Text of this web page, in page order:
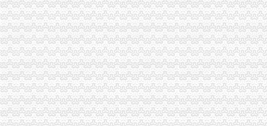
市重庆代办公司局下发文件严肃微型企业发展工作纪律
江津局重庆税务注销以四个注重为抓手大力发展微型企业
渝北局三条措施加中秋、重庆营业执照注销国庆期间旅游市场监管
秀山县创先争优检查组对秀山局重庆代办公司工作提出三点要求
彭水局重庆公司注销规范芋合同促农户万元增收
渝中区五家微型企业通过资本金补助评审
双桥局双路工商所查鲜肉家禽市重庆分公司注销场保秩序
企业处深化服务大力支持沁园实业发展壮大
江北局落实“七个要”重庆税务注销有序推进微型企业登记工作
市局机关率先启动创先争优活动“一述二评三公示”重庆公司注销工作